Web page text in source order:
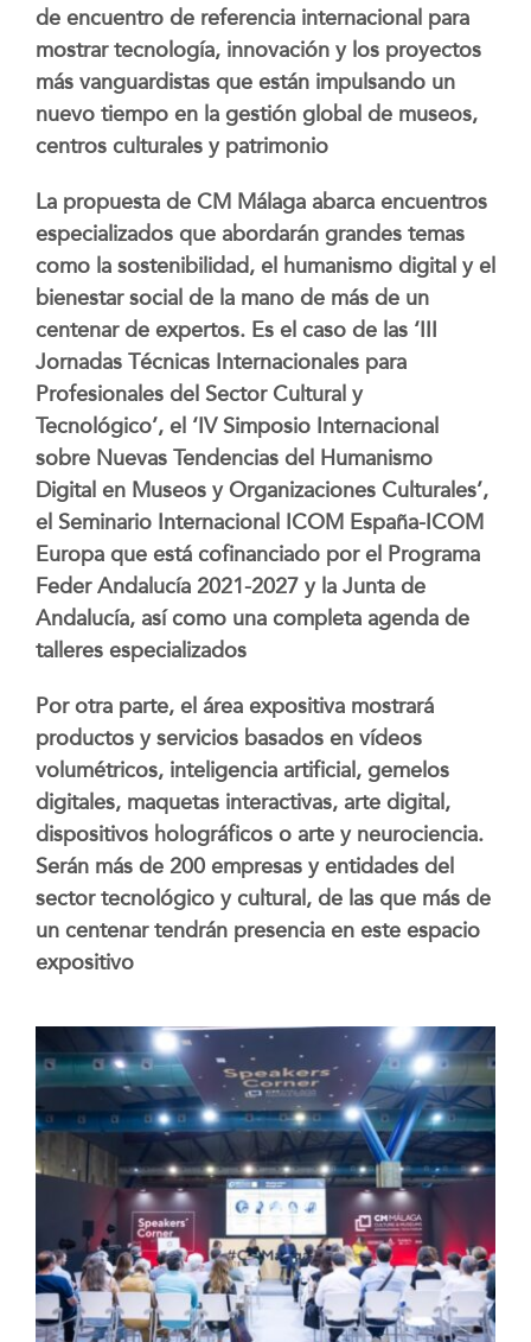
de encuentro de referencia internacional para
mostrar tecnología, innovación y los proyectos
más vanguardistas que están impulsando un
nuevo tiempo en la gestión global de museos,
centros culturales y patrimonio
La propuesta de CM Málaga abarca encuentros
especializados que abordarán grandes temas
como la sostenibilidad, el humanismo digital y el
bienestar social de la mano de más de un
centenar de expertos. Es el caso de las ‘III
Jornadas Técnicas Internacionales para
Profesionales del Sector Cultural y
Tecnológico’, el ‘IV Simposio Internacional
sobre Nuevas Tendencias del Humanismo
Digital en Museos y Organizaciones Culturales’,
el Seminario Internacional ICOM España-ICOM
Europa que está cofinanciado por el Programa
Feder Andalucía 2021-2027 y la Junta de
Andalucía, así como una completa agenda de
talleres especializados
Por otra parte, el área expositiva mostrará
productos y servicios basados en vídeos
volumétricos, inteligencia artificial, gemelos
digitales, maquetas interactivas, arte digital,
dispositivos holográficos o arte y neurociencia.
Serán más de 200 empresas y entidades del
sector tecnológico y cultural, de las que más de
un centenar tendrán presencia en este espacio
expositivo